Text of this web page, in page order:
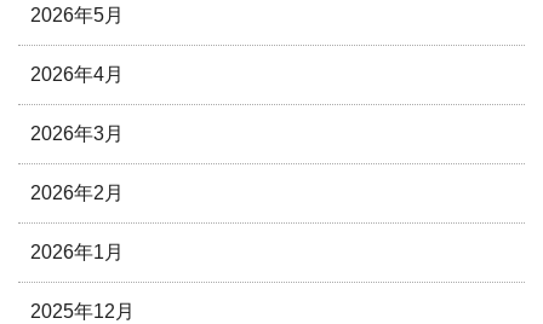
2026年5月
2026年4月
2026年3月
2026年2月
2026年1月
2025年12月